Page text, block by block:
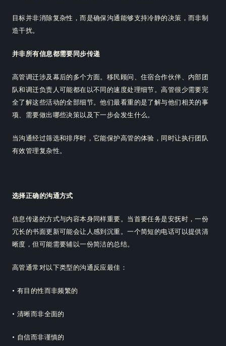
目标并非消除复杂性，而是确保沟通能够支持冷静的决策，而非制
造干扰。
并非所有信息都需要同步传递
高管调迁涉及幕后的多个方面。移民顾问、住宿合作伙伴、内部团
队和调迁负责人可能都在以不同的速度处理细节。高管很少需要完
全了解这些活动的全部细节。他们最看重的是了解与他们相关的事
项、需要做出哪些决策以及下一步会发生什么。
当沟通经过筛选和排序时，它能保护高管的体验，同时让执行团队
有效管理复杂性。
选择正确的沟通方式
信息传递的方式与内容本身同样重要。当首要任务是安抚时，一份
冗长的书面更新可能会让人感到沉重。一个简短的电话可以提供清
晰度，但可能需要辅以一份简洁的总结。
高管通常对以下类型的沟通反应最佳：
• 有目的性而非频繁的
• 清晰而非全面的
• 自信而非谨慎的